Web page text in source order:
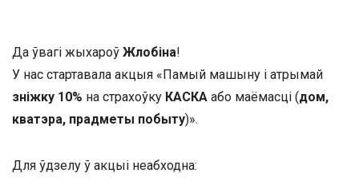
Да ўвагі жыхароў Жлобіна!
У нас стартавала акцыя «Памый машыну і атрымай
зніжку 10% на страхоўку КАСКА або маёмасці (дом,
кватэра, прадметы побыту)».
Для ўдзелу ў акцыі неабходна: